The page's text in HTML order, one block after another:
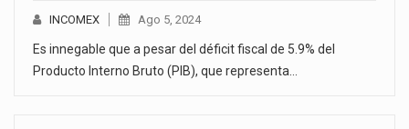
INCOMEX Ago 5, 2024
Es innegable que a pesar del déficit fiscal de 5.9% del
Producto Interno Bruto (PIB), que representa…